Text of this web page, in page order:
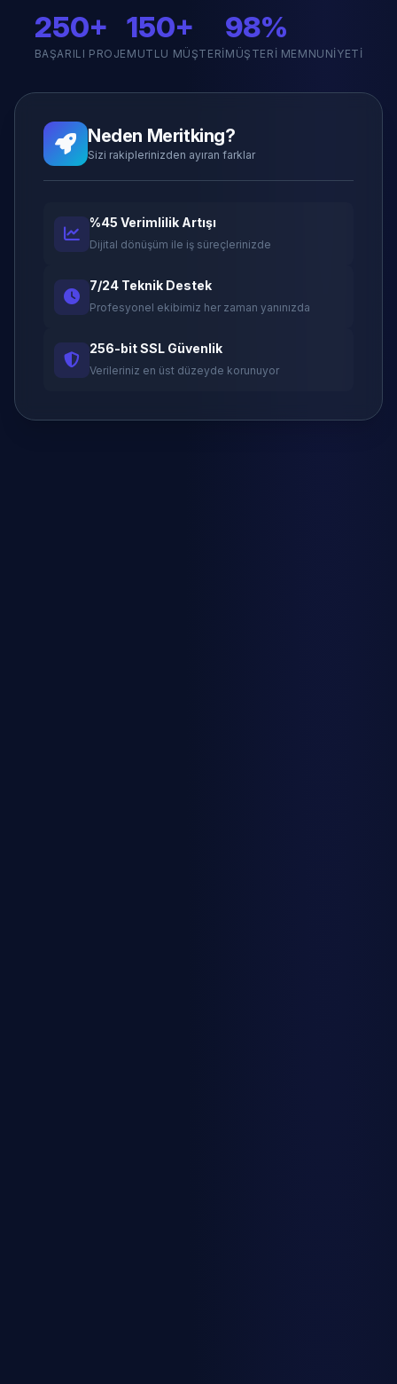
250+
BAŞARILI PROJE
150+
MUTLU MÜŞTERI
98%
MÜŞTERI MEMNUNIYETI
Neden Meritking?
Sizi rakiplerinizden ayıran farklar
%45 Verimlilik Artışı
Dijital dönüşüm ile iş süreçlerinizde
7/24 Teknik Destek
Profesyonel ekibimiz her zaman yanınızda
256-bit SSL Güvenlik
Verileriniz en üst düzeyde korunuyor